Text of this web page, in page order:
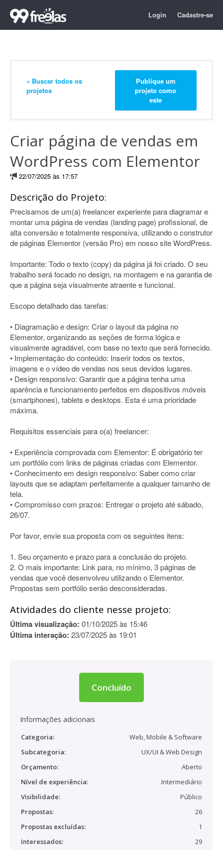
Login Cadastre-se
« Buscar todos os
projetos
Publique um
projeto como
este
Criar página de vendas em
WordPress com Elementor
22/07/2025 às 17:57
Descrição do Projeto:
Precisamos de um(a) freelancer experiente para diagramar e
montar uma página de vendas (landing page) profissional, de
alta conversão e totalmente responsiva, utilizando o construtor
de páginas Elementor (versão Pro) em nosso site WordPress.
Importante: Todo o texto (copy) da página já foi criado. O seu
trabalho será focado no design, na montagem e na garantia de
que a página seja visualmente atraente e funcional.
Escopo detalhado das tarefas:
• Diagramação e design: Criar o layout da página no
Elementor, organizando as seções de forma lógica e
visualmente agradável, com base no texto que será fornecido.
• Implementação do conteúdo: Inserir todos os textos,
imagens e o vídeo de vendas nos seus devidos lugares.
• Design responsivo: Garantir que a página tenha uma
aparência e funcionamento perfeitos em dispositivos móveis
(smartphones), tablets e desktops. Esta é uma prioridade
máxima.
Requisitos essenciais para o(a) freelancer:
• Experiência comprovada com Elementor: É obrigatório ter
um portfólio com links de páginas criadas com Elementor.
• Conhecimento em design responsivo: Saber como criar
layouts que se adaptam perfeitamente a qualquer tamanho de
tela.
• Compromisso com prazos: Entregar o projeto até sábado,
26/07.
Por favor, envie sua proposta com os seguintes itens:
1. Seu orçamento e prazo para a conclusão do projeto.
2. O mais importante: Link para, no mínimo, 3 páginas de
vendas que você desenvolveu utilizando o Elementor.
Propostas sem portfólio serão desconsideradas.
Atividades do cliente nesse projeto:
Última visualização: 01/10/2025 às 15:46
Última interação: 23/07/2025 às 19:01
Concluído
Informações adicionais
Categoria:
Web, Mobile & Software
Subcategoria:
UX/UI & Web Design
Orçamento:
Aberto
Nível de experiência:
Intermediário
Visibilidade:
Público
Propostas:
26
Propostas excluídas:
1
Interessados:
29